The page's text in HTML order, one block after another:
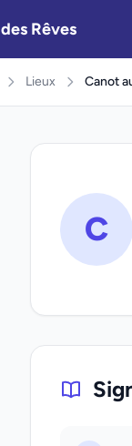
Rêves
Lieux Canot
C